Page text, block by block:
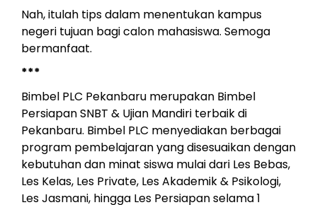
Nah, itulah tips dalam menentukan kampus
negeri tujuan bagi calon mahasiswa. Semoga
bermanfaat.
***
Bimbel PLC Pekanbaru merupakan Bimbel
Persiapan SNBT & Ujian Mandiri terbaik di
Pekanbaru. Bimbel PLC menyediakan berbagai
program pembelajaran yang disesuaikan dengan
kebutuhan dan minat siswa mulai dari Les Bebas,
Les Kelas, Les Private, Les Akademik & Psikologi,
Les Jasmani, hingga Les Persiapan selama 1